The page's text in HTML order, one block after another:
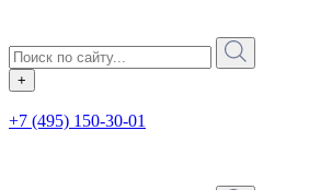
+
+7 (495) 150-30-01